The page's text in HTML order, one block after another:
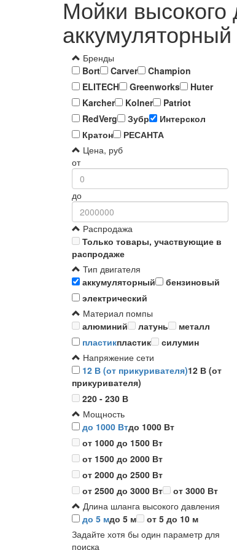
Мойки высокого
аккумуляторный
Бренды
Bort
Carver
Champion
ELITECH
Greenworks
Huter
Karcher
Kolner
Patriot
RedVerg
Зубр
Интерскол
Кратон
РЕСАНТА
Цена, руб
от
до
Распродажа
Только товары, участвующие в
распродаже
Тип двигателя
аккумуляторный
бензиновый
электрический
Материал помпы
алюминий
латунь
металл
пластикпластик
силумин
Напряжение сети
12 В (от прикуривателя)12 В (от
прикуривателя)
220 - 230 В
Мощность
до 1000 Втдо 1000 Вт
от 1000 до 1500 Вт
от 1500 до 2000 Вт
от 2000 до 2500 Вт
от 2500 до 3000 Вт
от 3000 Вт
Длина шланга высокого давления
до 5 мдо 5 м
от 5 до 10 м
Задайте хотя бы один параметр для
поиска